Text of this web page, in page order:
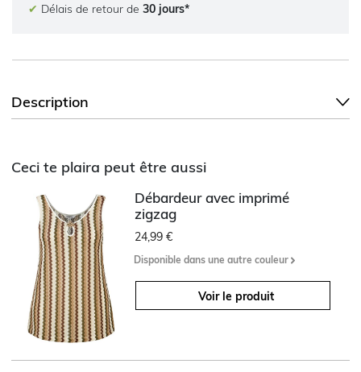
✔ Délais de retour de 30 jours*
Description
Ceci te plaira peut être aussi
Débardeur avec imprimé
zigzag
24,99 €
Disponible dans une autre couleur
Voir le produit